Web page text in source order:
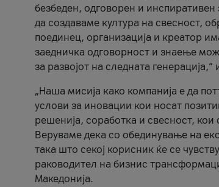
безбеден, одговорен и
да создаваме култура на свесност,
поединец, организација и креатор
заедничка одговорност и знаење
за развојот на следната
„Наша мисија како компанија е да
услови за иновации кои носат
решенија, соработка и свесност,
Веруваме дека со обединување на
така што секој корисник ќе се
раководител на бизнис
Македонија.